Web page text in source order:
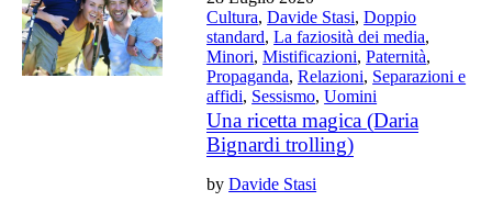
Cultura,Davide Stasi,Doppio
standard,La faziosità dei media,
Minori,Mistificazioni,Paternità,
Propaganda,Relazioni, Separazioni e
affidi, Sessismo,Uomini
Una ricetta magica (Daria
Bignardi trolling)
byDavide Stasi